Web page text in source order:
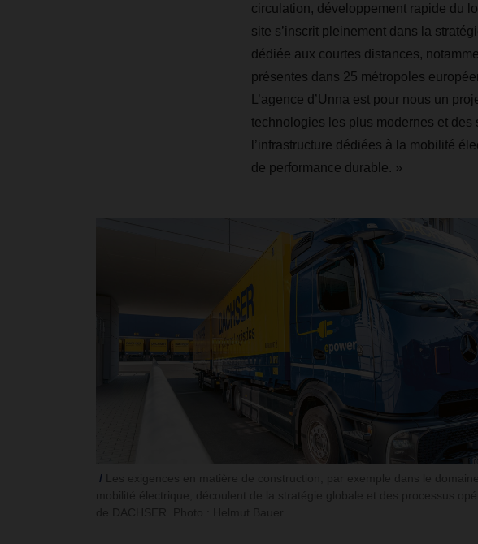
circulation, développement rapide du
site s’inscrit pleinement dans la
dédiée aux courtes distances,
présentes dans 25 métropoles
L’agence d’Unna est pour nous un
technologies les plus modernes et des
l’infrastructure dédiées à la mobilité
de performance durable. »